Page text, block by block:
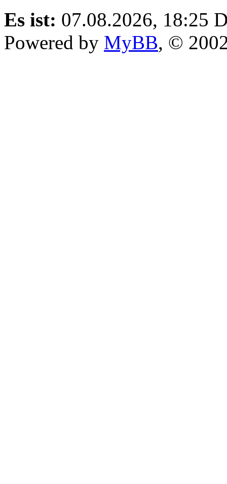
Es ist: 07.08.2026, 18:25
Powered by MyBB, ©